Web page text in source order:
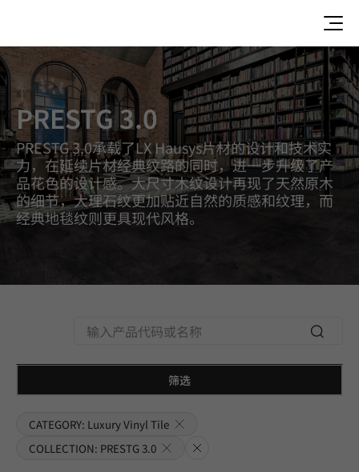
Prestg 3.0, Luxury Vinyl Tile, HFLOR Colors
PRESTG 3.0
PRESTG 3.0承载了LX Hausys片材的设计和技术实
力，在延续片材经典纹路的同时，进一步升级了产
品花色的设计感。大尺寸木纹设计再现了天然原木
的细节，大理石纹更加贴近自然的质感和纹理，而
经典地毯纹则更具现代风格。
Searc
h
筛选
CATEGORY: Luxury Vinyl Tile
COLLECTION: PRESTG 3.0
清除